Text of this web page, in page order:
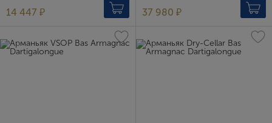
14 447 ₽ 37 980 ₽